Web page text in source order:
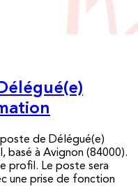
de Délégué(e)
basé à Avignon (84000).
profil. Le poste sera
une prise de fonction